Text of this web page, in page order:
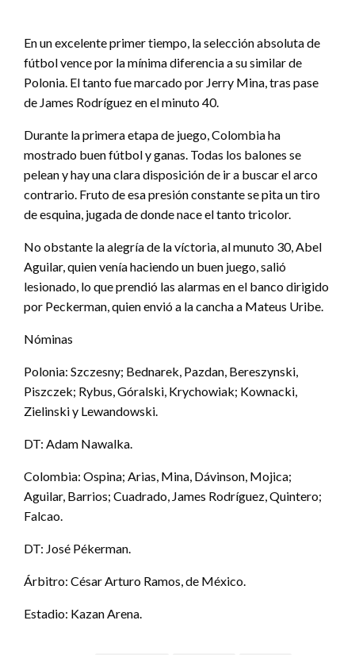
En un excelente primer tiempo, la selección absoluta de
fútbol vence por la mínima diferencia a su similar de
Polonia. El tanto fue marcado por Jerry Mina, tras pase
de James Rodríguez en el minuto 40.
Durante la primera etapa de juego, Colombia ha
mostrado buen fútbol y ganas. Todas los balones se
pelean y hay una clara disposición de ir a buscar el arco
contrario. Fruto de esa presión constante se pita un tiro
de esquina, jugada de donde nace el tanto tricolor.
No obstante la alegría de la víctoria, al munuto 30, Abel
Aguilar, quien venía haciendo un buen juego, salió
lesionado, lo que prendió las alarmas en el banco dirigido
por Peckerman, quien envió a la cancha a Mateus Uribe.
Nóminas
Polonia: Szczesny; Bednarek, Pazdan, Bereszynski,
Piszczek; Rybus, Góralski, Krychowiak; Kownacki,
Zielinski y Lewandowski.
DT: Adam Nawalka.
Colombia: Ospina; Arias, Mina, Dávinson, Mojica;
Aguilar, Barrios; Cuadrado, James Rodríguez, Quintero;
Falcao.
DT: José Pékerman.
Árbitro: César Arturo Ramos, de México.
Estadio: Kazan Arena.